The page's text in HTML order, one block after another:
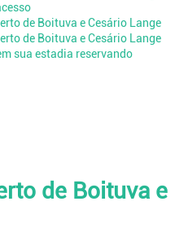
sua estadia reservando
de Boituva e